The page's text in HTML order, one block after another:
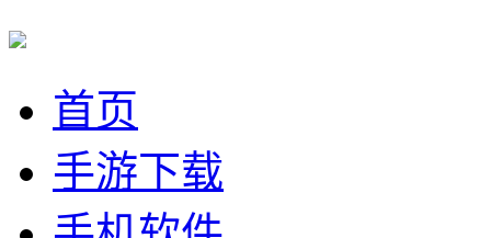
首页
手游下载